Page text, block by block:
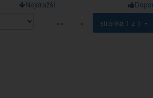
Nejdražší
««
« stránka 1 z 1